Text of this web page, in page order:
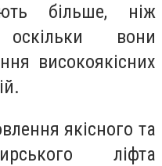
більше, ніж
вони
високоякісних
якісного та
ліфта